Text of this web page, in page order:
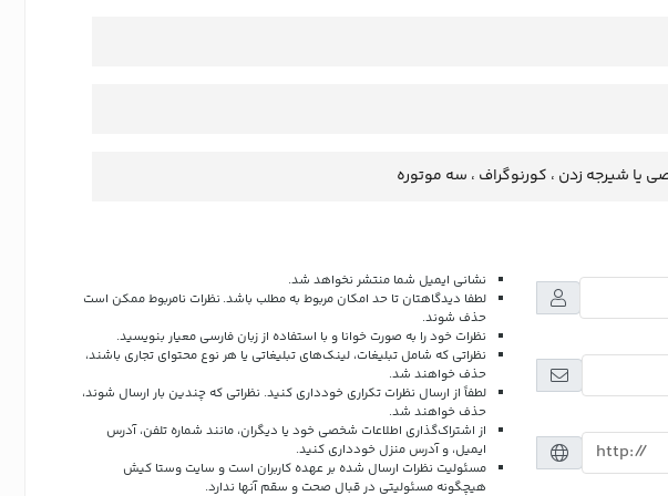
یا شیرجه زدن ، کورنوگراف ، سه موتوره
نشانی ایمیل شما منتشر نخواهد شد.
لطفا دیدگاهتان تا حد امکان مربوط به مطلب باشد. نظرات نامربوط ممکن است
حذف شوند.
نظرات خود را به صورت خوانا و با استفاده از زبان فارسی معیار بنویسید.
نظراتی که شامل تبلیغات، لینک‌های تبلیغاتی یا هر نوع محتوای تجاری باشند،
حذف خواهند شد.
لطفاً از ارسال نظرات تکراری خودداری کنید. نظراتی که چندین بار ارسال شوند،
حذف خواهند شد.
از اشتراک‌گذاری اطلاعات شخصی خود یا دیگران، مانند شماره تلفن، آدرس
ایمیل، و آدرس منزل خودداری کنید.
مسئولیت نظرات ارسال شده بر عهده کاربران است و سایت وستا کیش
هیچگونه مسئولیتی در قبال صحت و سقم آنها ندارد.